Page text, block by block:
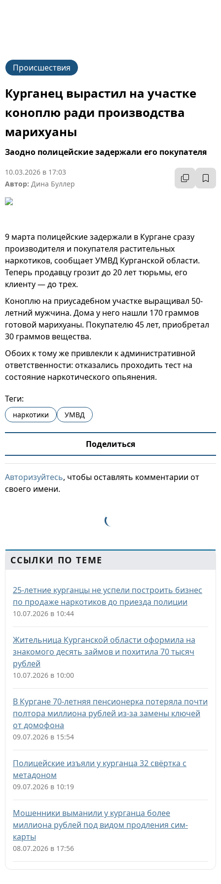
Происшествия
Курганец вырастил на участке
коноплю ради производства
марихуаны
Заодно полицейские задержали его покупателя
10.03.2026 в 17:03
Автор: Дина Буллер
9 марта полицейские задержали в Кургане сразу
производителя и покупателя растительных
наркотиков, сообщает УМВД Курганской области.
Теперь продавцу грозит до 20 лет тюрьмы, его
клиенту — до трех.
Коноплю на приусадебном участке выращивал 50-
летний мужчина. Дома у него нашли 170 граммов
готовой марихуаны. Покупателю 45 лет, приобретал
30 граммов вещества.
Обоих к тому же привлекли к административной
ответственности: отказались проходить тест на
состояние наркотического опьянения.
Теги:
наркотики УМВД
Поделиться
Авторизуйтесь, чтобы оставлять комментарии от
своего имени.
ССЫЛКИ ПО ТЕМЕ
25-летние курганцы не успели построить бизнес
по продаже наркотиков до приезда полиции
10.07.2026 в 10:44
Жительница Курганской области оформила на
знакомого десять займов и похитила 70 тысяч
рублей
10.07.2026 в 10:00
В Кургане 70-летняя пенсионерка потеряла почти
полтора миллиона рублей из-за замены ключей
от домофона
09.07.2026 в 15:54
Полицейские изъяли у курганца 32 свёртка с
метадоном
09.07.2026 в 10:19
Мошенники выманили у курганца более
миллиона рублей под видом продления сим-
карты
08.07.2026 в 17:56